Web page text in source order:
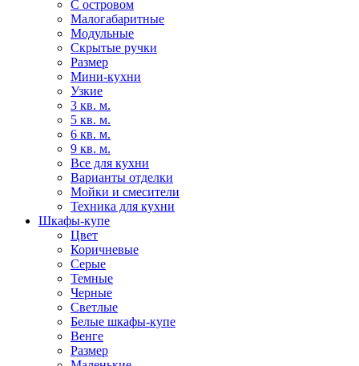
С островом
Малогабаритные
Модульные
Скрытые ручки
Размер
Мини-кухни
Узкие
3 кв. м.
5 кв. м.
6 кв. м.
9 кв. м.
Все для кухни
Варианты отделки
Мойки и смесители
Техника для кухни
Шкафы-купе
Цвет
Коричневые
Серые
Темные
Черные
Светлые
Белые шкафы-купе
Венге
Размер